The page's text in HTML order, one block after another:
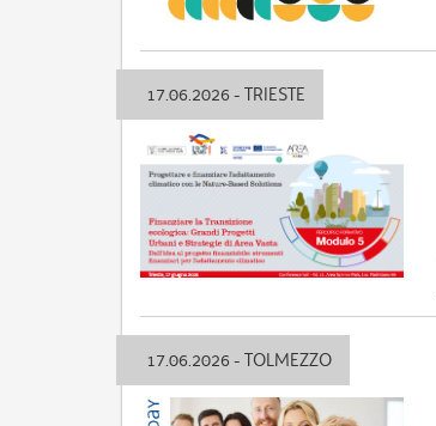
17.06.2026 - TRIESTE
17.06.2026 - TOLMEZZO